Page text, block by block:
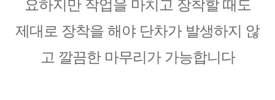
요하지만 작업을 마치고 장착할 때도
제대로 장착을 해야 단차가 발생하지 않
고 깔끔한 마무리가 가능합니다